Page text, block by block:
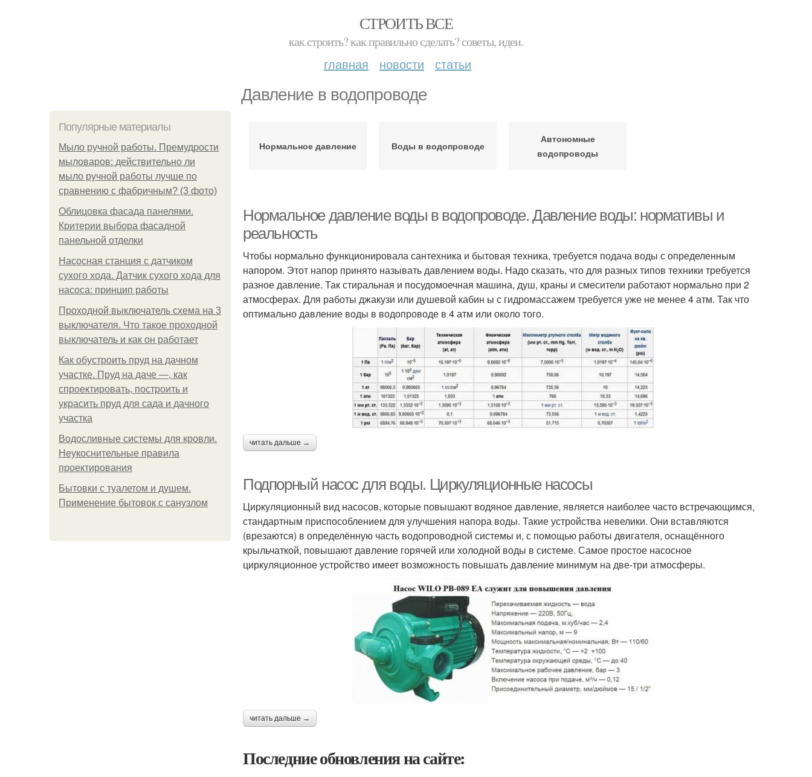
СТРОИТЬ ВСЕ
как строить? как правильно сделать? советы, идеи.
главная новости статьи
Давление в водопроводе
Популярные материалы
Мыло ручной работы. Премудрости
мыловаров: действительно ли
мыло ручной работы лучше по
сравнению с фабричным? (3 фото)
Облицовка фасада панелями.
Критерии выбора фасадной
панельной отделки
Насосная станция с датчиком
сухого хода. Датчик сухого хода для
насоса: принцип работы
Проходной выключатель схема на 3
выключателя. Что такое проходной
выключатель и как он работает
Как обустроить пруд на дачном
участке. Пруд на даче —, как
спроектировать, построить и
украсить пруд для сада и дачного
участка
Водосливные системы для кровли.
Неукоснительные правила
проектирования
Бытовки с туалетом и душем.
Применение бытовок с санузлом
Нормальное давление Воды в водопроводе
Автономные
водопроводы
Нормальное давление воды в водопроводе. Давление воды: нормативы и
реальность
Чтобы нормально функционировала сантехника и бытовая техника, требуется подача воды с определенным
напором. Этот напор принято называть давлением воды. Надо сказать, что для разных типов техники требуется
разное давление. Так стиральная и посудомоечная машина, душ, краны и смесители работают нормально при 2
атмосферах. Для работы джакузи или душевой кабин ы с гидромассажем требуется уже не менее 4 атм. Так что
оптимально давление воды в водопроводе в 4 атм или около того.
читать дальше →
Подпорный насос для воды. Циркуляционные насосы
Циркуляционный вид насосов, которые повышают водяное давление, является наиболее часто встречающимся,
стандартным приспособлением для улучшения напора воды. Такие устройства невелики. Они вставляются
(врезаются) в определённую часть водопроводной системы и, с помощью работы двигателя, оснащённого
крыльчаткой, повышают давление горячей или холодной воды в системе. Самое простое насосное
циркуляционное устройство имеет возможность повышать давление минимум на две-три атмосферы.
читать дальше →
Последние обновления на сайте: